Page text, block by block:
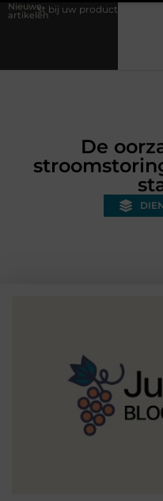
Nieuwe
artikelen Wat is een
De